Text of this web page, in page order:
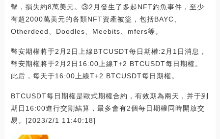
擊，損失約8萬美元。③2月發生了多起NFT釣魚事件，至少
有超2000萬美元的各類NFT資產被盜，包括BAYC、
Otherdeed、Doodles、Meebits、mfers等。
幣安期權將于2月2日上線BTCUSDT每日期權:2月1日消息，
幣安期權將于2月2日16:00上線T+2 BTCUSDT每日期權。
此后，每天于16:00上線T+2 BTCUSDT每日期權。
BTCUSDT每日期權是歐式期權合約，有效期為兩天，并于到
期日16:00進行交割結算，最多會有2個每日期權同時開放交
易。[2023/2/1 11:40:18]